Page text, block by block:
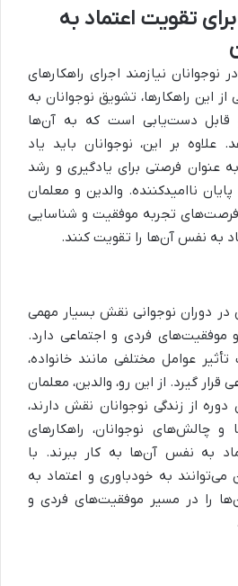
تقویت اعتماد به
نیازمند اجرای راهکارهای
این راهکارها، تشویق نوجوانان به
دست‌یابی است که به آن‌ها
بر این، نوجوانان باید یاد
عنوان فرصتی برای یادگیری و رشد
ناامیدکننده. والدین و معلمان
فرصت‌های تجربه موفقیت و شناسایی
به نفس آن‌ها را تقویت کنند.
در دوران نوجوانی نقش بسیار مهمی
فردی و اجتماعی دارد.
عوامل مختلفی مانند خانواده،
گیرد. از این رو، والدین، معلمان
از زندگی نوجوانان نقش دارند،
و چالش‌های نوجوانان، راهکارهای
به نفس آن‌ها به کار ببرند. با
به خودباوری و اعتماد به
را در مسیر موفقیت‌های فردی و